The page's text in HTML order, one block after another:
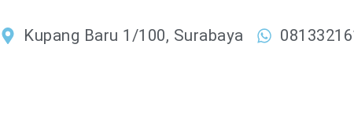
ke
Kupang Baru 1/100, Surabaya